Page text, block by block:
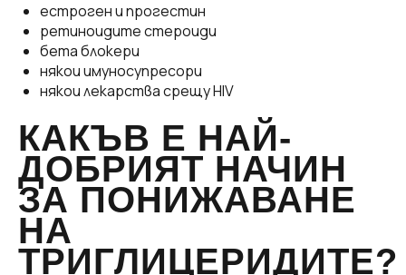
естроген и прогестин
ретиноидите стероиди
бета блокери
някои имуносупресори
някои лекарства срещу HIV
КАКЪВ Е НАЙ-
ДОБРИЯТ НАЧИН
ЗА ПОНИЖАВАНЕ
НА
ТРИГЛИЦЕРИДИТЕ?